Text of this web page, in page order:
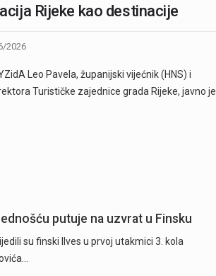
Rijeke kao destinacije
2026
Leo Pavela, županijski vijećnik (HNS) i
Turističke zajednice grada Rijeke, javno je
putuje na uzvrat u Finsku
su finski Ilves u prvoj utakmici 3. kola